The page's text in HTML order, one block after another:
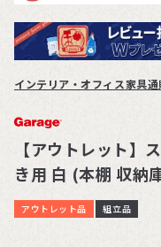
インテリア・オフィス家具
【アウトレット】
き用 白 (本棚 収納
アウトレット品 組立品